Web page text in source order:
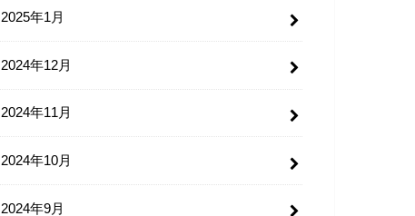
2025年1月
2024年12月
2024年11月
2024年10月
2024年9月